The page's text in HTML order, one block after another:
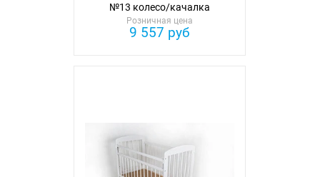
№13 колесо/качалка
Розничная цена
9 557 руб